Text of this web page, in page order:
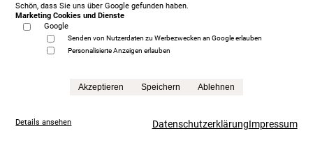
Schön, dass Sie uns über Google gefunden haben.
Marketing Cookies und Dienste
Google
Senden von Nutzerdaten zu Werbezwecken an Google erlauben
Personalisierte Anzeigen erlauben
Akzeptieren Speichern Ablehnen
Details ansehen DatenschutzerklärungImpressum